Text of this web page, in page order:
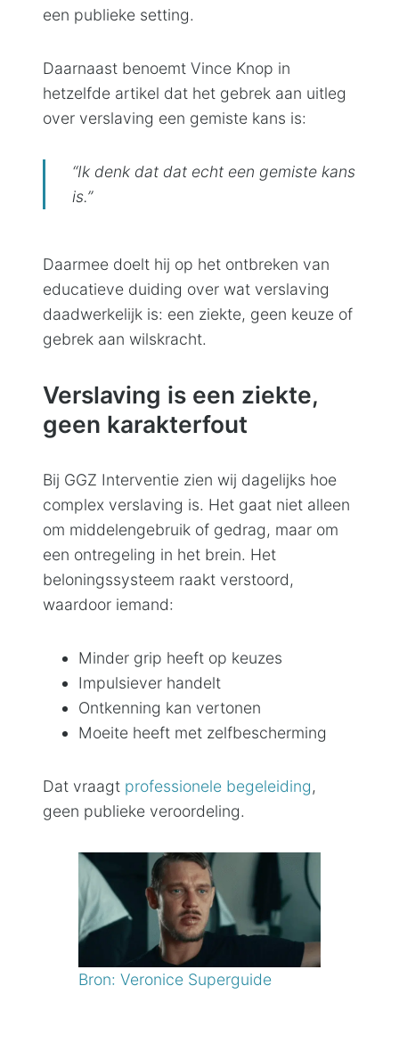
een publieke setting.
Daarnaast benoemt Vince Knop in
hetzelfde artikel dat het gebrek aan uitleg
over verslaving een gemiste kans is:
“Ik denk dat dat echt een gemiste kans
is.”
Daarmee doelt hij op het ontbreken van
educatieve duiding over wat verslaving
daadwerkelijk is: een ziekte, geen keuze of
gebrek aan wilskracht.
Verslaving is een ziekte,
geen karakterfout
Bij GGZ Interventie zien wij dagelijks hoe
complex verslaving is. Het gaat niet alleen
om middelengebruik of gedrag, maar om
een ontregeling in het brein. Het
beloningssysteem raakt verstoord,
waardoor iemand:
Minder grip heeft op keuzes
Impulsiever handelt
Ontkenning kan vertonen
Moeite heeft met zelfbescherming
Dat vraagt professionele begeleiding,
geen publieke veroordeling.
Bron: Veronice Superguide